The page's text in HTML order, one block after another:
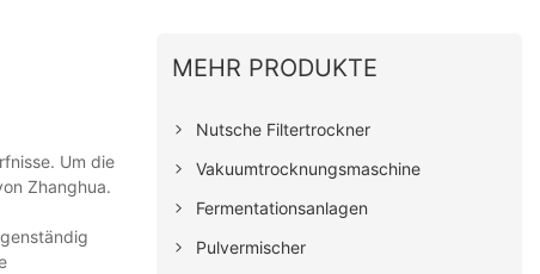
Um die
Zhanghua.
MEHR PRODUKTE
Nutsche Filtertrockner
Vakuumtrocknungsmaschine
Fermentationsanlagen
Pulvermischer